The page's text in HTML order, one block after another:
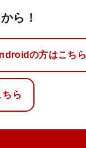
ら！
の方はこちら
ら